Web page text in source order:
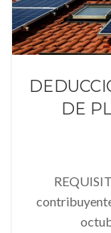
DE